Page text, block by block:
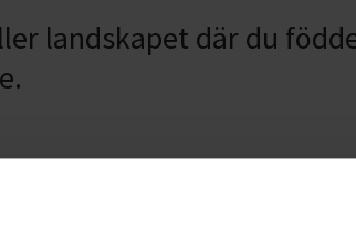
landskapet där du
Och vilka har bott
och lär er mer om
Se